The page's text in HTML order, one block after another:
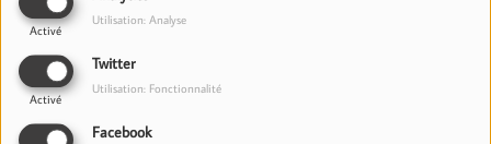
Activé
Utilisation: Analyse
Twitter
Activé
Utilisation: Fonctionnalité
Facebook